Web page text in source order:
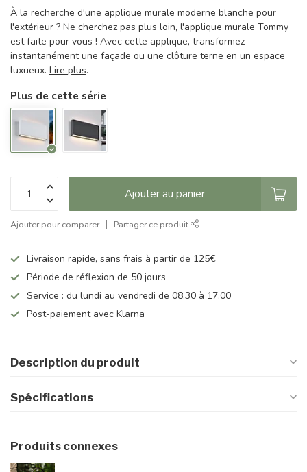
À la recherche d'une applique murale moderne blanche pour
l'extérieur ? Ne cherchez pas plus loin, l'applique murale Tommy
est faite pour vous ! Avec cette applique, transformez
instantanément une façade ou une clôture terne en un espace
luxueux. Lire plus.
Plus de cette série
Ajouter au panier
Ajouter pour comparer Partager ce produit
Livraison rapide, sans frais à partir de 125€
Période de réflexion de 50 jours
Service : du lundi au vendredi de 08.30 à 17.00
Post-paiement avec Klarna
Description du produit
Spécifications
Produits connexes